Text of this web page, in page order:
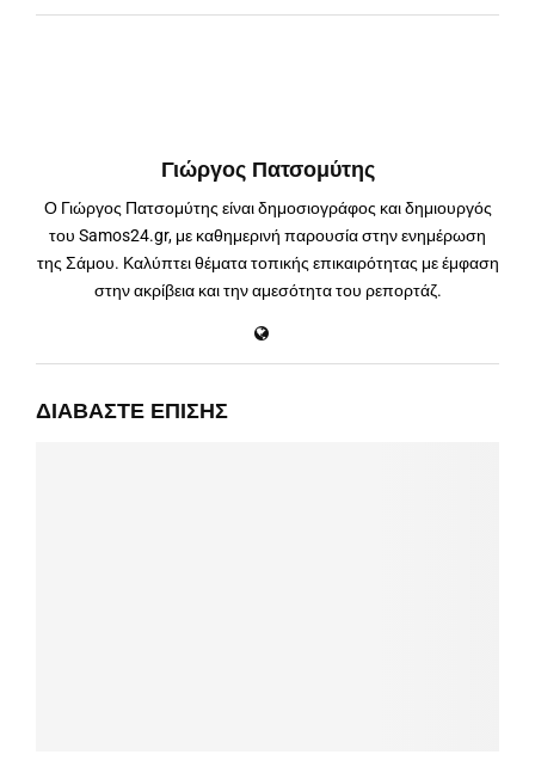
Γιώργος Πατσομύτης
Ο Γιώργος Πατσομύτης είναι δημοσιογράφος και δημιουργός
του Samos24.gr, με καθημερινή παρουσία στην ενημέρωση
της Σάμου. Καλύπτει θέματα τοπικής επικαιρότητας με έμφαση
στην ακρίβεια και την αμεσότητα του ρεπορτάζ.
ΔΙΑΒΆΣΤΕ ΕΠΊΣΗΣ